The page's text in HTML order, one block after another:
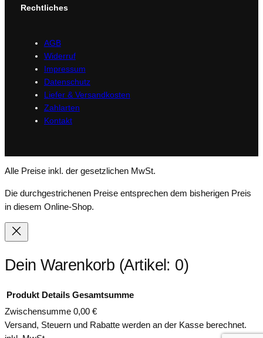
a
g
e
Rechtliches
AGB
Widerruf
Impressum
Datenschutz
Liefer & Versandkosten
Zahlarten
Kontakt
Alle Preise inkl. der gesetzlichen MwSt.
Die durchgestrichenen Preise entsprechen dem bisherigen Preis
in diesem Online-Shop.
Dein Warenkorb (Artikel: 0)
Produkte
Produkt Details Gesamtsumme
Zwischensumme 0,00 €
Versand, Steuern und Rabatte werden an der Kasse berechnet.